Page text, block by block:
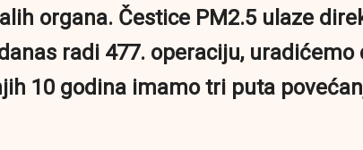
organa. Čestice PM2.5 ulaze
radi 477. operaciju,
10 godina imamo tri puta